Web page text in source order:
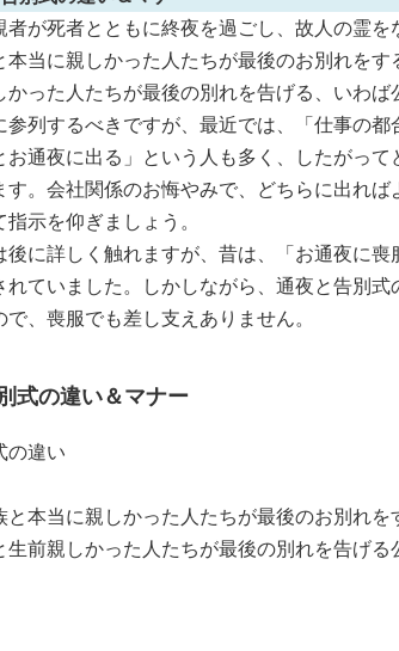
者が死者とともに終夜を過ごし、故人の霊
本当に親しかった人たちが最後のお別れをす
かった人たちが最後の別れを告げる、いわば
参列するべきですが、最近では、「仕事の
お通夜に出る」という人も多く、したがっ
す。会社関係のお悔やみで、どちらに出れ
指示を仰ぎましょう。
後に詳しく触れますが、昔は、「お通夜に
れていました。しかしながら、通夜と告別式
で、喪服でも差し支えありません。
式の違い＆マナー
の違い
本当に親しかった人たちが最後のお別れを
前親しかった人たちが最後の別れを告げる